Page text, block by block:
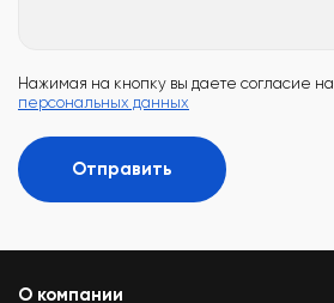
Нажимая на кнопку вы даете согласие на
персональных данных
Отправить
О компании